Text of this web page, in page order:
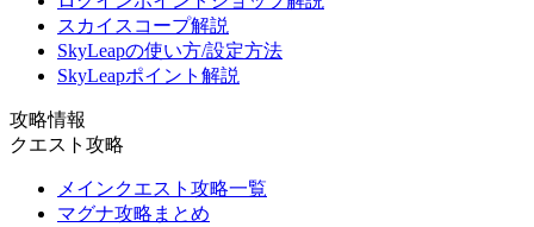
スカイスコープ解説
SkyLeapの使い方/設定方法
SkyLeapポイント解説
攻略情報
クエスト攻略
メインクエスト攻略一覧
マグナ攻略まとめ